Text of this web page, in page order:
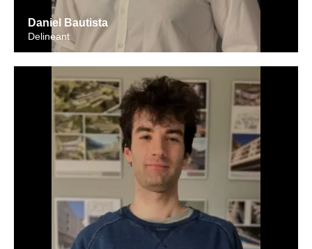
Daniel Bautista
Delineant